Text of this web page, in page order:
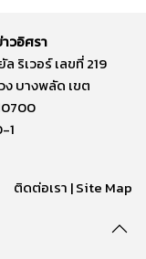
วอิศรา
ริเวอร์ เลขที่ 219
บางพลัด เขต
1
ติดต่อเรา |Site Map